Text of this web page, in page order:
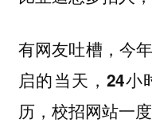
有网友吐槽，今
启的当天，24小
历，校招网站一度